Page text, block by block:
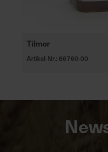
Tilmor
Artikel-Nr.: 66760-00